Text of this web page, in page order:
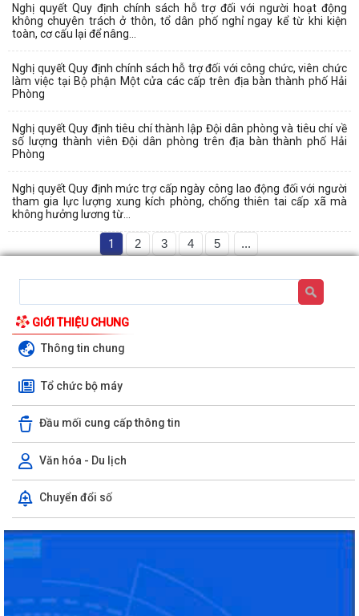
Nghị quyết Quy định chính sách hỗ trợ đối với người hoạt động
không chuyên trách ở thôn, tổ dân phố nghỉ ngay kể từ khi kiện
toàn, cơ cấu lại để nâng...
Nghị quyết Quy định chính sách hỗ trợ đối với công chức, viên chức
làm việc tại Bộ phận Một cửa các cấp trên địa bàn thành phố Hải
Phòng
Nghị quyết Quy định tiêu chí thành lập Đội dân phòng và tiêu chí về
số lượng thành viên Đội dân phòng trên địa bàn thành phố Hải
Phòng
Nghị quyết Quy định mức trợ cấp ngày công lao động đối với người
tham gia lực lượng xung kích phòng, chống thiên tai cấp xã mà
không hưởng lương từ...
1 2 3 4 5 ...
GIỚI THIỆU CHUNG
Thông tin chung
Tổ chức bộ máy
Đầu mối cung cấp thông tin
Văn hóa - Du lịch
Chuyển đổi số